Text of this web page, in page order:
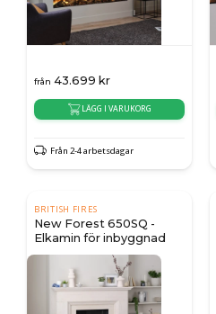
från 43.699 kr
LÄGG I VARUKORG
Från 2-4 arbetsdagar
BRITISH FIRES
New Forest 650SQ -
Elkamin för inbyggnad